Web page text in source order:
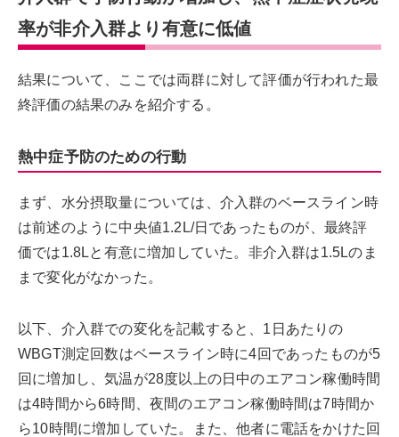
率が非介入群より有意に低値
結果について、ここでは両群に対して評価が行われた最
終評価の結果のみを紹介する。
熱中症予防のための行動
まず、水分摂取量については、介入群のベースライン時
は前述のように中央値1.2L/日であったものが、最終評
価では1.8Lと有意に増加していた。非介入群は1.5Lのま
まで変化がなかった。
以下、介入群での変化を記載すると、1日あたりの
WBGT測定回数はベースライン時に4回であったものが5
回に増加し、気温が28度以上の日中のエアコン稼働時間
は4時間から6時間、夜間のエアコン稼働時間は7時間か
ら10時間に増加していた。また、他者に電話をかけた回